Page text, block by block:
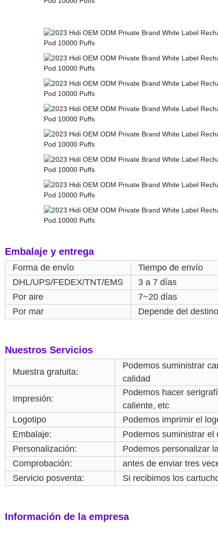
Embalaje y entrega
Forma de envío
Tiempo de envío
DHL/UPS/FEDEX/TNT/EMS
3 a 7 días
Por aire
7~20 días
Por mar
Depende del destino
Nuestros Servicios
Muestra gratuita:
Podemos suministrar
calidad
Impresión:
Podemos hacer
caliente, etc
Logotipo
Podemos imprimir el
Embalaje:
Podemos suministrar
Personalización:
Podemos personalizar
Comprobación:
antes de enviar tres
Servicio posventa:
Si recibimos los
Información de la empresa